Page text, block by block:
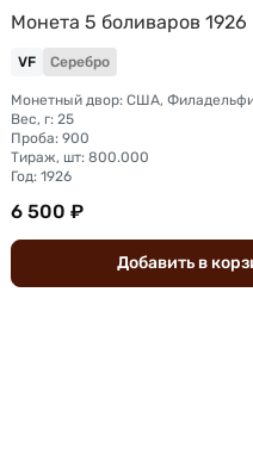
Монета 5 боливаров 1926
VF Серебро
Монетный двор: США,
Вес, г: 25
Проба: 900
Тираж, шт: 800.000
Год: 1926
6 500 ₽
Добавить в